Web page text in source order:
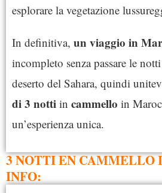
esplorare la vegetazione
In definitiva, un viaggio in
incompleto senza passare le
deserto del Sahara, quindi
di 3 notti in cammello in
un’esperienza unica.
3 NOTTI EN CAMMELLO
INFO: